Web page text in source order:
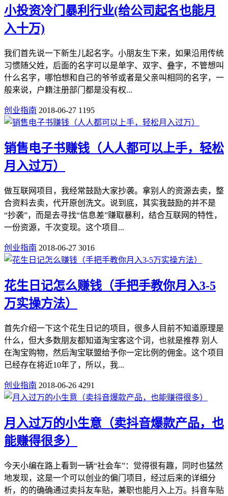
小投资冷门暴利行业(给公司起名也能月
入十万)
我们首先说一下新生儿起名字。小朋友生下来，如果沿用传统
习惯随父姓，后面的名字可以是单字、双字、叠字，不管想叫
什么名字，哪怕想和自己的爷爷或者是父亲叫相同的名字，一
般来说，户籍注册部门都是没有权...
创业指南 2018-06-27 1195
销售电子书赚钱（人人都可以上手，轻松
月入过万）
做互联网项目，我经常鼓励大家抄袭。拿别人的资源去卖，整
合资料去卖，代开原创洗文。说到底，其实我鼓励的并不是
“抄袭”，而是去寻找“信息差”赚取暴利，结合互联网的特性，
一份资源，千次变现。这个项目...
创业指南 2018-06-27 3016
花生日记怎么赚钱（手把手教你月入3-5
万实操方法）
首先介绍一下这个花生日记的项目，很多人目前不知道原理是
什么，但大多数朋友都知道淘宝客这个词，也就是推荐 别人
在淘宝购物，然后淘宝联盟给予你一定比例的佣金。这个项目
已经存在将近10年了，所以，我...
创业指南 2018-06-26 4291
月入过万的小生意（卖抖音爆款产品，也
能赚得很多）
今天小编在路上看到一辆“社会车”：觉得很有趣，同时也猛然
地发现，这是一个可以创业的偏门项目，经过后来的详细分
析，的的确确通过卖抖友车贴，兼职也能月入上万。抖音车贴